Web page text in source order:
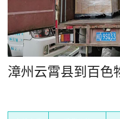
漳州云霄县到百色